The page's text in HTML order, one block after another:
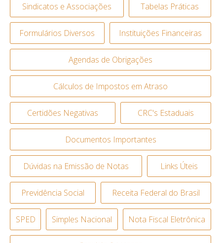
Sindicatos e Associações Tabelas Práticas
Formulários Diversos Instituições Financeiras
Agendas de Obrigações
Cálculos de Impostos em Atraso
Certidões Negativas CRC's Estaduais
Documentos Importantes
Dúvidas na Emissão de Notas Links Úteis
Previdência Social Receita Federal do Brasil
SPED Simples Nacional Nota Fiscal Eletrônica